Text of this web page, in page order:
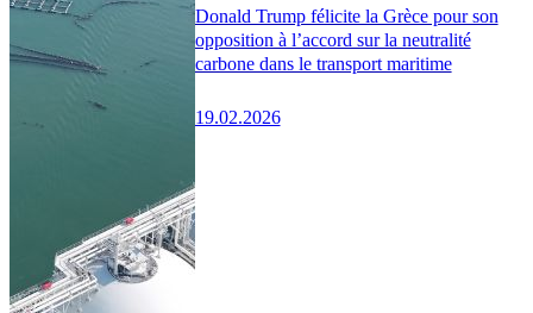
Donald Trump félicite la Grèce pour son
opposition à l’accord sur la neutralité
carbone dans le transport maritime
19.02.2026